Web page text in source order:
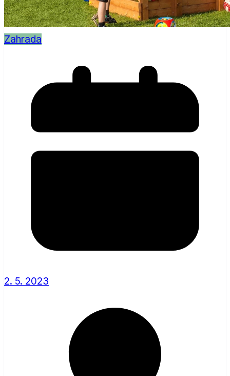
Zahrada
2. 5. 2023